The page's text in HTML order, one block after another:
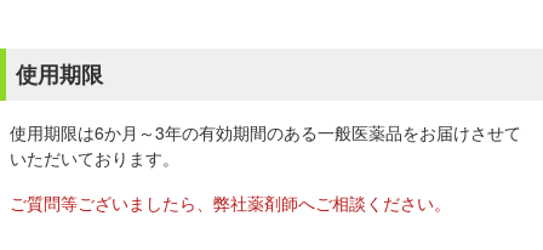
使用期限
使用期限は6か月～3年の有効期間のある一般医薬品をお届けさせて
いただいております。
ご質問等ございましたら、弊社薬剤師へご相談ください。